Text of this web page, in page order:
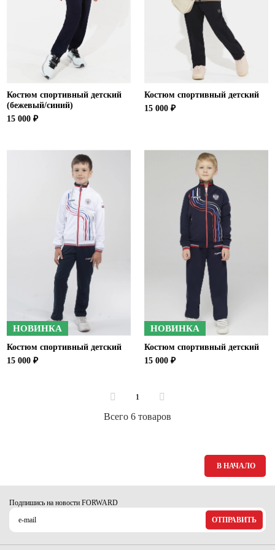
Ханты-Мансийский автономный округ (3)
Челябинская область (2)
Ямало-Ненецкий автономный округ (1)
Ярославская область (1)
Костюм спортивный детский
(бежевый/синий)
15 000 ₽
Костюм спортивный детский
15 000 ₽
НОВИНКА
Костюм спортивный детский
15 000 ₽
НОВИНКА
Костюм спортивный детский
15 000 ₽
1
Всего 6 товаров
В НАЧАЛО
Подпишись на новости FORWARD
ОТПРАВИТЬ